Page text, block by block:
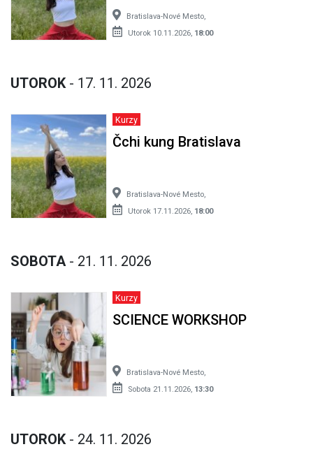
Bratislava-Nové Mesto,
Utorok 10.11.2026, 18:00
UTOROK - 17. 11. 2026
Kurzy
Čchi kung Bratislava
Bratislava-Nové Mesto,
Utorok 17.11.2026, 18:00
SOBOTA - 21. 11. 2026
Kurzy
SCIENCE WORKSHOP
Bratislava-Nové Mesto,
Sobota 21.11.2026, 13:30
UTOROK - 24. 11. 2026